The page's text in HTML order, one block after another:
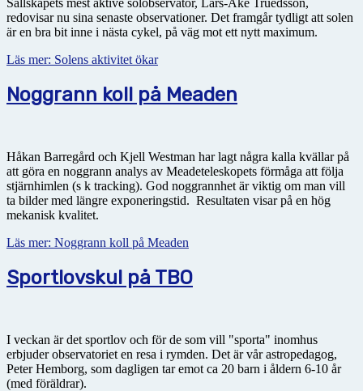
redovisar nu sina senaste observationer. Det framgår tydligt att solen
är en bra bit inne i nästa cykel, på väg mot ett nytt maximum.
Läs mer: Solens aktivitet ökar
Noggrann koll på Meaden
Håkan Barregård och Kjell Westman har lagt några kalla kvällar på
att göra en noggrann analys av Meadeteleskopets förmåga att följa
stjärnhimlen (s k tracking). God noggrannhet är viktig om man vill
ta bilder med längre exponeringstid. Resultaten visar på en hög
mekanisk kvalitet.
Läs mer: Noggrann koll på Meaden
Sportlovskul på TBO
I veckan är det sportlov och för de som vill "sporta" inomhus
erbjuder observatoriet en resa i rymden. Det är vår astropedagog,
Peter Hemborg, som dagligen tar emot ca 20 barn i åldern 6-10 år
(med föräldrar).